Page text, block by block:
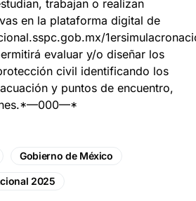
trabajan o realizan
en la plataforma digital de
evaluar y/o diseñar los
civil identificando los
y puntos de encuentro,
Gobierno de México
2025